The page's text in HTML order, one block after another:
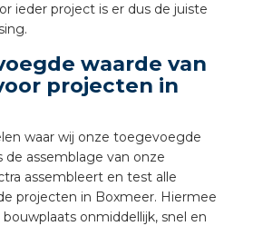
ieder project is er dus de juiste
waarde van
projecten in
waar wij onze toegevoegde
de assemblage van onze
assembleert en test alle
projecten in Boxmeer. Hiermee
onmiddellijk, snel en
beton
de tuinbouw